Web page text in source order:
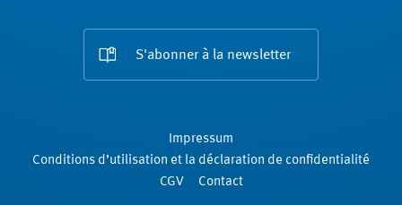
S'abonner à la newsletter
Impressum
Conditions d’utilisation et la déclaration de confidentialité
CGV
Contact